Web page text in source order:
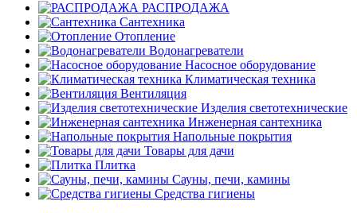
РАСПРОДАЖА
Сантехника
Отопление
Водонагреватели
Насосное оборудование
Климатическая техника
Вентиляция
Изделия светотехнические
Инженерная сантехника
Напольные покрытия
Товары для дачи
Плитка
Сауны, печи, камины
Средства гигиены